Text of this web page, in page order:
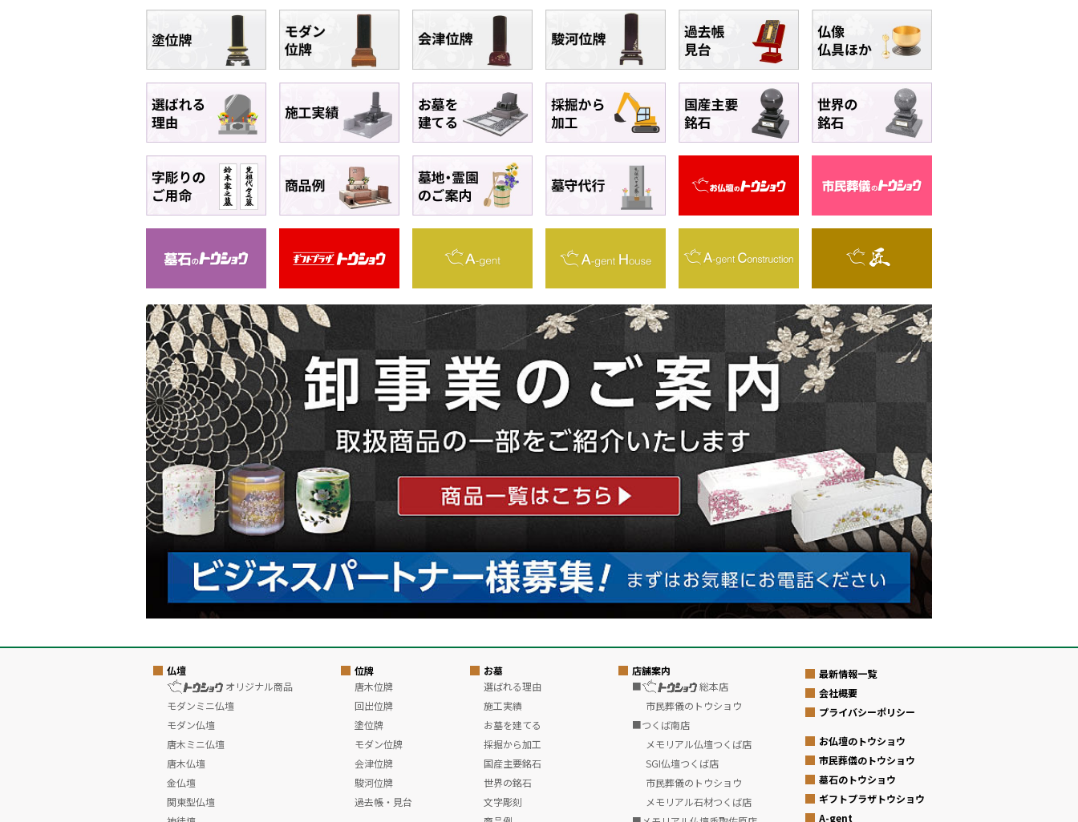
仏壇
オリジナル商品
モダンミニ仏壇
モダン仏壇
唐木ミニ仏壇
唐木仏壇
金仏壇
関東型仏壇
位牌
唐木位牌
回出位牌
塗位牌
モダン位牌
会津位牌
駿河位牌
過去帳・見台
お墓
選ばれる理由
施工実績
お墓を建てる
採掘から加工
国産主要銘石
世界の銘石
文字彫刻
店舗案内
■
総本店
市民葬儀のトウショウ
■つくば南店
メモリアル仏壇つくば店
SGI仏壇つくば店
市民葬儀のトウショウ
メモリアル石材つくば店
最新情報一覧
会社概要
プライバシーポリシー
お仏壇のトウショウ
市民葬儀のトウショウ
墓石のトウショウ
ギフトプラザトウショウ
A-gent